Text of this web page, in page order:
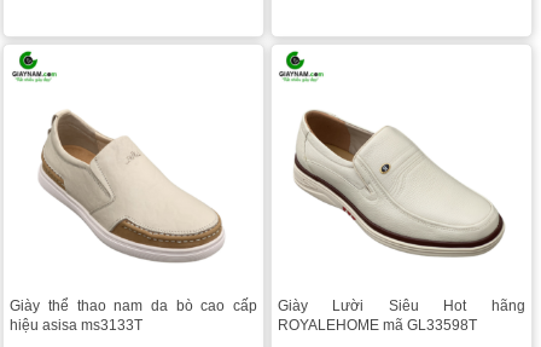
Giày thể thao nam da bò cao cấp
hiệu asisa ms3133T
Giày Lười Siêu Hot hãng
ROYALEHOME mã GL33598T